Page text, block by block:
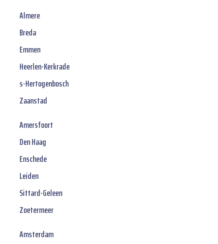
Almere
Breda
Emmen
Heerlen-Kerkrade
s-Hertogenbosch
Zaanstad
Amersfoort
Den Haag
Enschede
Leiden
Sittard-Geleen
Zoetermeer
Amsterdam